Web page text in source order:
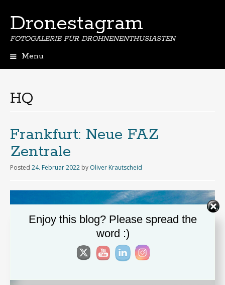
Dronestagram
FOTOGALERIE FÜR DROHNENENTHUSIASTEN
Menu
HQ
Frankfurt: Neue FAZ
Zentrale
Posted 24. Februar 2022 by Oliver Krautscheid
Enjoy this blog? Please spread the
word :)